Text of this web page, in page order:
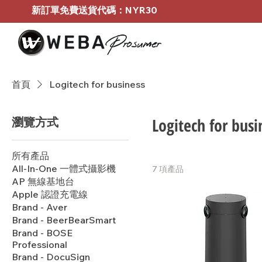
新訂單免費送貨代碼：NYR30
首頁 Logitech for business
瀏覽方式
所有產品
All-In-One 一體式攝影機
AP 無線基地台
Apple 認證充電線
Brand - Aver
Brand - BeerBearSmart
Brand - BOSE
Professional
Brand - DocuSign
Logitech for
7 項產品